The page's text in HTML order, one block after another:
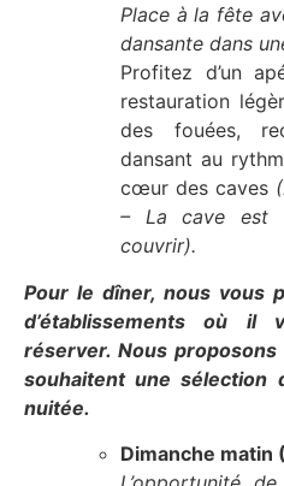
Place à la fête
dansante dans
Profitez d’un
restauration
des fouées,
dansant au
cœur des caves
– La cave est
couvrir).
Pour le dîner, nous vous
d’établissements où il
réserver. Nous
souhaitent une sélection
nuitée.
Dimanche matin